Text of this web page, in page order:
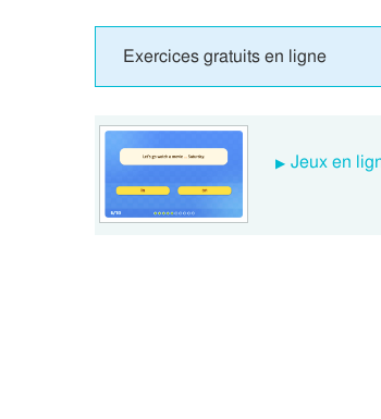
Exercices gratuits en ligne
Jeux en